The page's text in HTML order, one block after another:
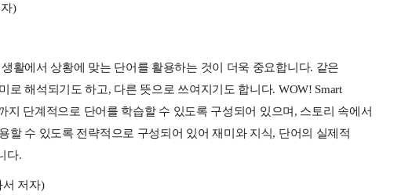
)
활에서 상황에 맞는 단어를 활용하는 것이 더욱 중요합니다. 같은
로 해석되기도 하고, 다른 뜻으로 쓰여지기도 합니다. WOW! Smart
지 단계적으로 단어를 학습할 수 있도록 구성되어 있으며, 스토리 속에서
할 수 있도록 전략적으로 구성되어 있어 재미와 지식, 단어의 실제적
다.
서 저자)